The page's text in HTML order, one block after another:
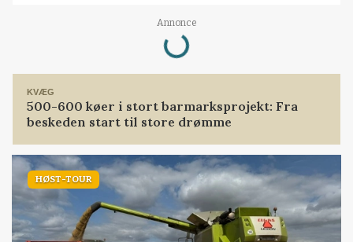
Annonce
Loading...
KVÆG
500-600 køer i stort barmarksprojekt: Fra
beskeden start til store drømme
HØST-TOUR